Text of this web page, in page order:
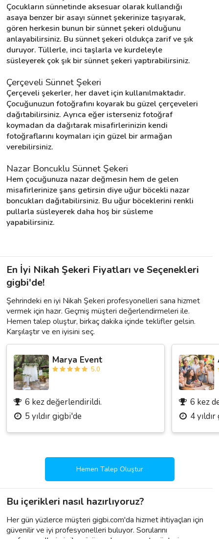
Çocukların sünnetinde aksesuar olarak kullandığı
asaya benzer bir asayı sünnet şekerinize taşıyarak,
gören herkesin bunun bir sünnet şekeri olduğunu
anlayabilirsiniz. Bu sünnet şekeri oldukça zarif ve şık
duruyor. Tüllerle, inci taşlarla ve kurdeleyle
süsleyerek çok şık bir sünnet şekeri yaptırabilirsiniz.
Çerçeveli Sünnet Şekeri
Çerçeveli şekerler, her davet için kullanılmaktadır.
Çocuğunuzun fotoğrafını koyarak bu güzel çerçeveleri
dağıtabilirsiniz. Ayrıca eğer isterseniz fotoğraf
koymadan da dağıtarak misafirlerinizin kendi
fotoğraflarını koymaları için güzel bir armağan
verebilirsiniz.
Nazar Boncuklu Sünnet Şekeri
Hem çocuğunuza nazar değmesin hem de gelen
misafirlerinize şans getirsin diye uğur böcekli nazar
boncukları dağıtabilirsiniz. Bu uğur böceklerini renkli
pullarla süsleyerek daha hoş bir süsleme
yapabilirsiniz.
En İyi Nikah Şekeri Fiyatları ve Seçenekleri
gigbi'de!
Şehrindeki en iyi Nikah Şekeri profesyonelleri sana hizmet
vermek için hazır. Geçmiş müşteri değerlendirmeleri ile.
Hemen talep oluştur, birkaç dakika içinde teklifler gelsin.
Karşılaştır ve en iyisini seç.
Marya Event
5.0
6 kez değerlendirildi.
5 yıldır gigbi'de
6 kez
4
Hemen Talep Oluştur
Bu içerikleri nasıl hazırlıyoruz?
Her gün yüzlerce müşteri gigbi.com'da hizmet ihtiyaçları için
güvenilir ve iyi profesyonelleri buluyor. Sorularını